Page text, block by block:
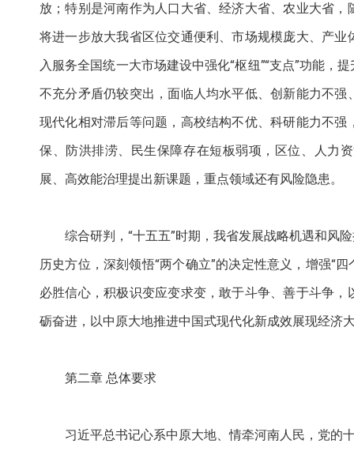
放；特别是河南作为人口大省、经济大省、农业大省
将进一步放大我省区位交通便利、市场规模庞大、产
入服务全国统一大市场建设中强化“枢纽”“支点”功能，
不充分矛盾仍较突出，面临人均水平低、创新能力不
现代化相对滞后等问题，高校结构不优、科研能力不
保、防洪排涝、民生保障存在短板弱项，区位、人力
展、高效能治理提出新课题，重点领域还有风险隐患。
综合研判，“十五五”时期，我省发展战略机遇和风
历史方位，深刻领悟“两个确立”的决定性意义，增强“
必胜信心，积极识变应变求变，敢于斗争、善于斗争
砺奋进，以中原大地推进中国式现代化新成效展现经济
第二章 总体要求
习近平总书记心系中原大地、情牵河南人民，党的